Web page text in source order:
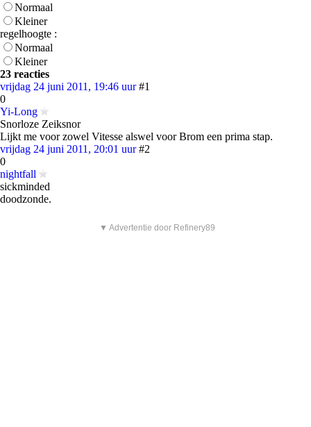
Normaal
Kleiner
regelhoogte :
Normaal
Kleiner
23 reacties
vrijdag 24 juni 2011, 19:46 uur #1
0
Yi-Long
Snorloze Zeiksnor
Lijkt me voor zowel Vitesse alswel voor Brom een prima stap.
vrijdag 24 juni 2011, 20:01 uur #2
0
nightfall
sickminded
doodzonde.
▼ Advertentie door Refinery89